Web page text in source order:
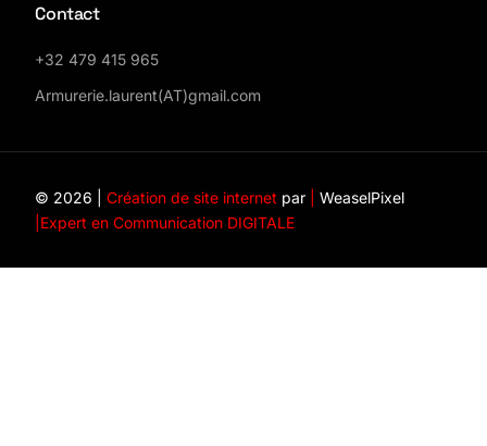
Contact
+32 479 415 965
Armurerie.laurent(AT)gmail.com
© 2026 |Création de site internet par
WeaselPixel
Expert en Communication DIGITALE